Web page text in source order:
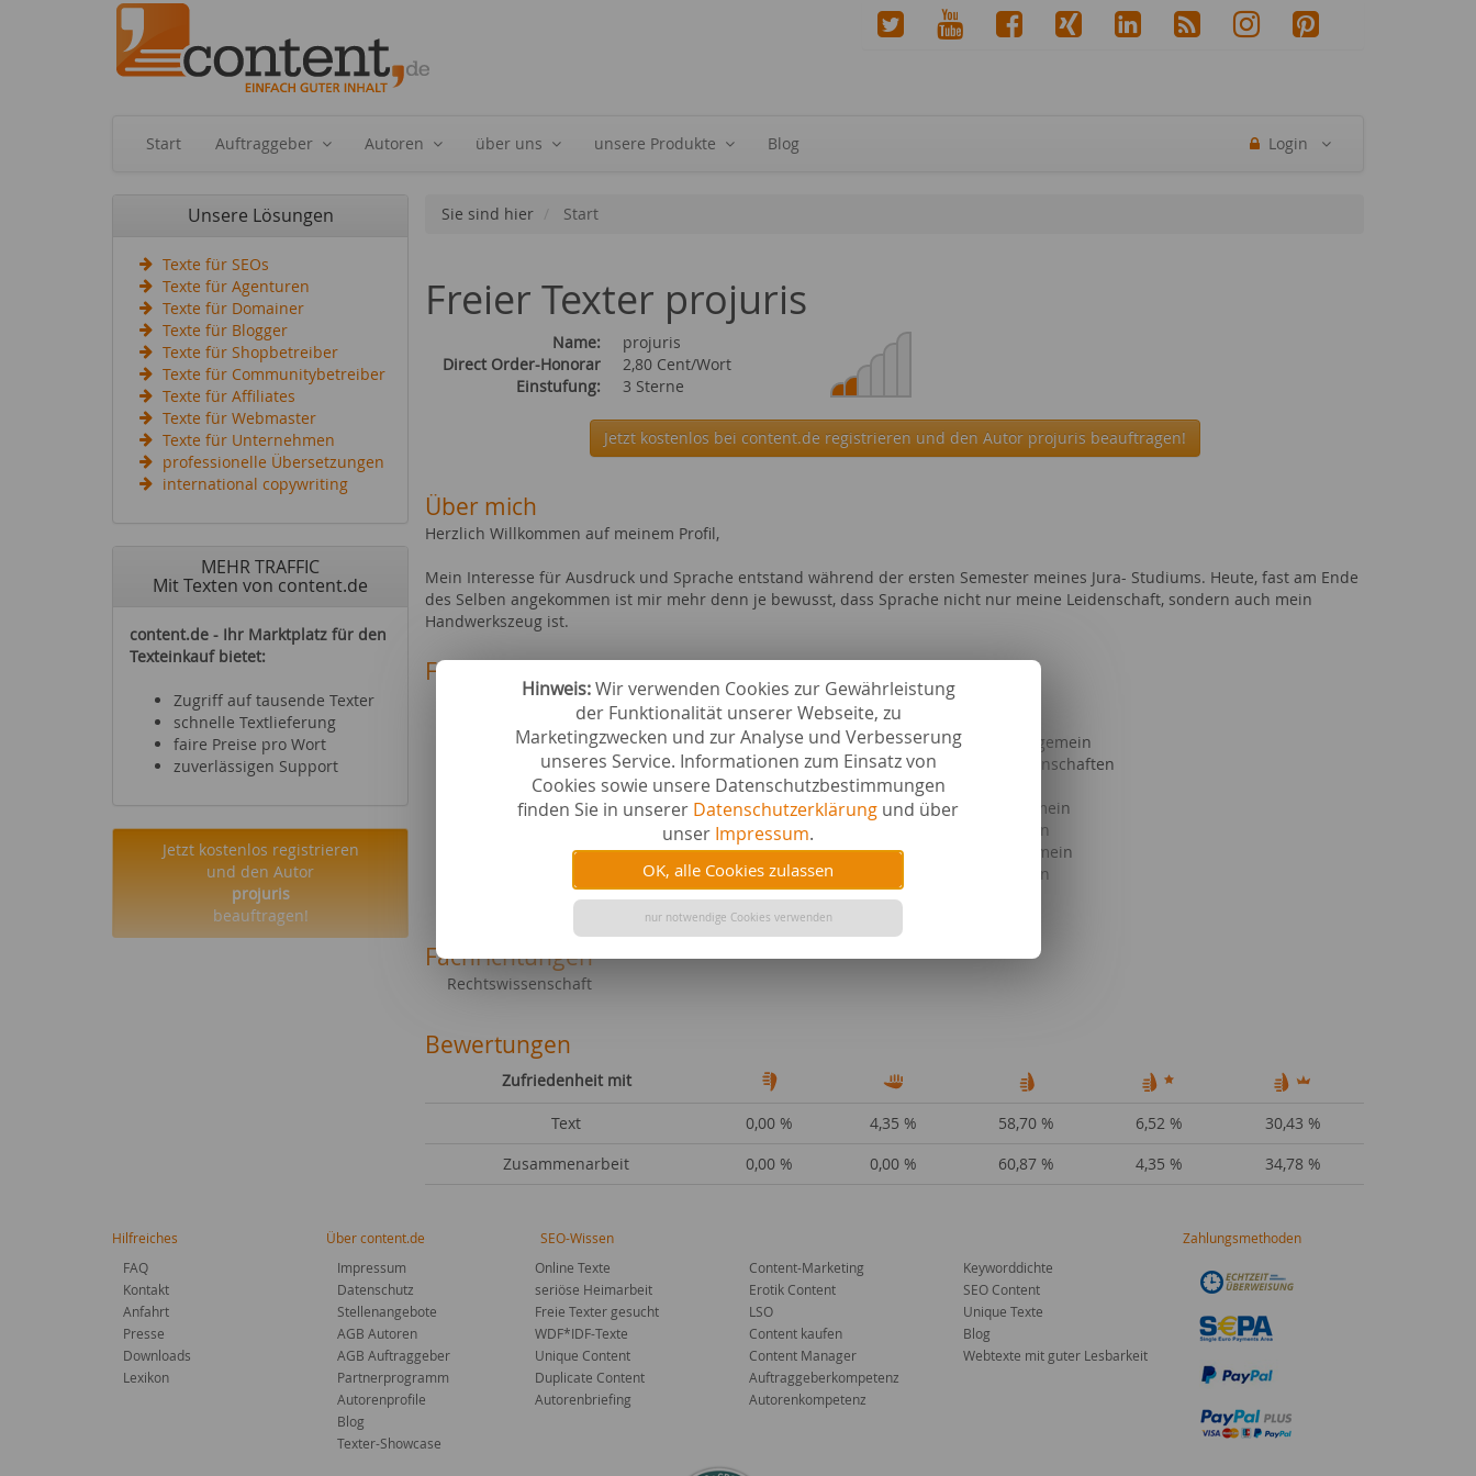
Hinweis:Wir verwenden Cookies zur Gewährleistung
der Funktionalität unserer Webseite, zu
Marketingzwecken und zur Analyse und Verbesserung
unseres Service. Informationen zum Einsatz von
Cookies sowie unsere Datenschutzbestimmungen
finden Sie in unserer Datenschutzerklärung und über
unser Impressum.
OK, alle Cookies zulassen
nur notwendige Cookies verwenden
Start Auftraggeber Autoren über uns unsere Produkte Blog Login
Unsere Lösungen
Texte für SEOs
Texte für Agenturen
Texte für Domainer
Texte für Blogger
Texte für Shopbetreiber
Texte für Communitybetreiber
Texte für Affiliates
Texte für Webmaster
Texte für Unternehmen
professionelle Übersetzungen
international copywriting
MEHR TRAFFIC
Mit Texten von content.de
content.de - Ihr Marktplatz für den
Texteinkauf bietet:
Zugriff auf tausende Texter
schnelle Textlieferung
faire Preise pro Wort
zuverlässigen Support
Jetzt kostenlos registrieren
und den Autor
projuris
beauftragen!
Sie sind hier Start
Freier Texter projuris
Name:
projuris
Direct Order-Honorar
2,80 Cent/Wort
Einstufung:
3 Sterne
Jetzt kostenlos bei content.de registrieren und den Autor projuris beauftragen!
Über mich
Herzlich Willkommen auf meinem Profil,
Mein Interesse für Ausdruck und Sprache entstand während der ersten Semester meines Jura- Studiums. Heute, fast am Ende
des Selben angekommen ist mir mehr denn je bewusst, dass Sprache nicht nur meine Leidenschaft, sondern auch mein
Handwerkszeug ist.
Fachgebiete bei content.de
Sehenswürdigkeiten
Essen & Trinken
Foto & Kunst
Recht & Gesetz
Wissenschaft allgemein
Wirtschaftswissenschaften
Zeitschriften
Tourismus allgemein
Technik allgemein
Ernährung allgemein
Medien allgemein
Fachrichtungen
Rechtswissenschaft
Bewertungen
Zufriedenheit mit
Text 0,00 % 4,35 % 58,70 % 6,52 %
30,43 %
Zusammenarbeit
0,00 % 0,00 % 60,87 % 4,35 % 34,78 %
Hilfreiches
FAQ
Kontakt
Anfahrt
Presse
Downloads
Lexikon
Über content.de
Impressum
Datenschutz
Stellenangebote
AGB Autoren
AGB Auftraggeber
Partnerprogramm
Autorenprofile
Blog
Texter-Showcase
SEO-Wissen
Online Texte
seriöse Heimarbeit
Freie Texter gesucht
WDF*IDF-Texte
Unique Content
Duplicate Content
Autorenbriefing
Content-Marketing
Erotik Content
LSO
Content kaufen
Content Manager
Auftraggeberkompetenz
Autorenkompetenz
Keyworddichte
SEO Content
Unique Texte
Blog
Webtexte mit guter Lesbarkeit
Zahlungsmethoden